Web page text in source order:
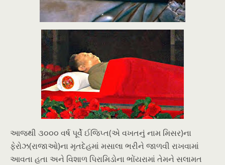
આજથી ૩૦૦૦ વર્ષ પૂર્વે ઈજિપ્ત(એ વખતનું નામ મિસર)ના
ફેરોઝ(રાજાઓ)ના મૃતદેહમાં મસાલા ભરીને જાળવી રાખવામાં
આવતા હતા અને વિશાળ પિરામિડોના ભોંયરામાં તેમને સલામત